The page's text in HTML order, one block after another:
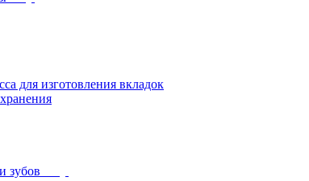
для изготовления вкладок
зубов